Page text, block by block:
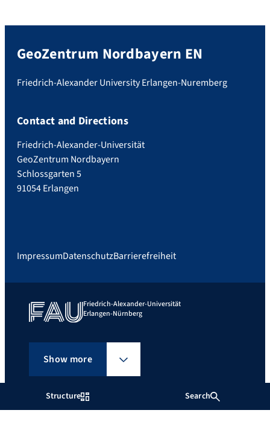
Structure Search
GeoZentrum Nordbayern EN
Friedrich-Alexander University Erlangen-Nuremberg
Contact and Directions
Friedrich-Alexander-Universität
GeoZentrum Nordbayern
Schlossgarten 5
91054 Erlangen
ImpressumDatenschutzBarrierefreiheit
Friedrich-Alexander-Universität
Erlangen-Nürnberg
Show more